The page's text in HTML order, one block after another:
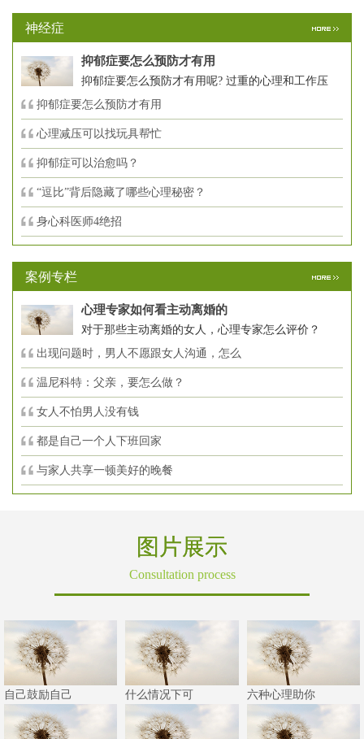
神经症
抑郁症要怎么预防才有用
抑郁症要怎么预防才有用呢? 过重的心理和工作压
抑郁症要怎么预防才有用
心理减压可以找玩具帮忙
抑郁症可以治愈吗？
“逗比”背后隐藏了哪些心理秘密？
身心科医师4绝招
案例专栏
心理专家如何看主动离婚的
对于那些主动离婚的女人，心理专家怎么评价？
出现问题时，男人不愿跟女人沟通，怎么
温尼科特：父亲，要怎么做？
女人不怕男人没有钱
都是自己一个人下班回家
与家人共享一顿美好的晚餐
图片展示
Consultation process
自己鼓励自己 什么情况下可 六种心理助你